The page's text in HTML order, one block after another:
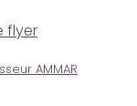
flyer
AMMAR